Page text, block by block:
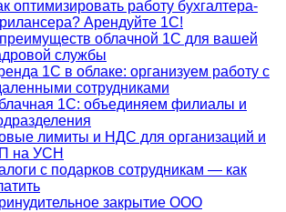
оптимизировать работу бухгалтера-
Арендуйте 1С!
облачной 1С для вашей
службы
1С в облаке: организуем работу с
сотрудниками
1С: объединяем филиалы и
лимиты и НДС для организаций и
на УСН
с подарков сотрудникам — как
закрытие ООО